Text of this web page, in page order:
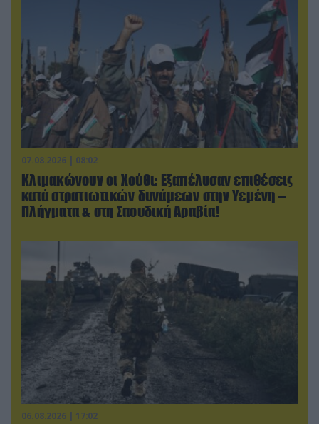
07.08.2026 | 08:02
Κλιμακώνουν οι Χούθι: Eξαπέλυσαν επιθέσεις
κατά στρατιωτικών δυνάμεων στην Υεμένη –
Πλήγματα & στη Σαουδική Αραβία!
06.08.2026 | 17:02